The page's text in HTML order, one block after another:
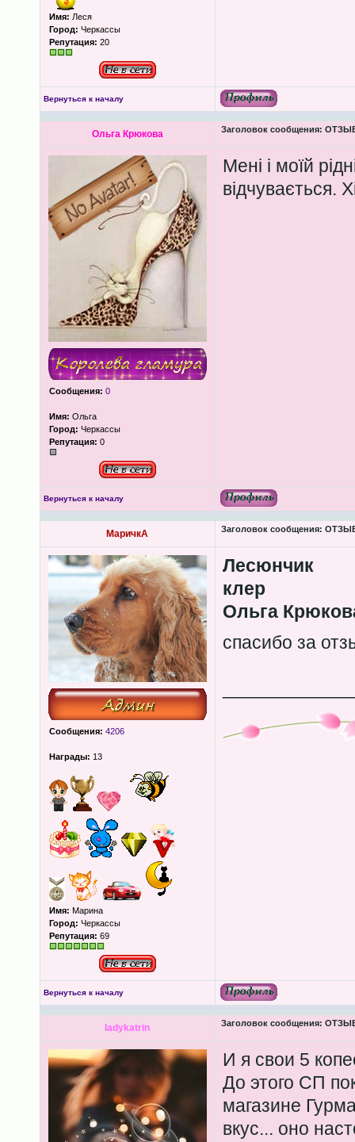
Имя: Леся
Город: Черкассы
Репутация: 20
Вернуться к началу
Ольга Крюкова Заголовок сообщения:
Сообщения: 0
Имя: Ольга
Город: Черкассы
Репутация: 0
Мені і моїй
відчувається.
Вернуться к началу
МаричкА Заголовок сообщения:
Сообщения: 4206
Награды: 13
Имя: Марина
Город: Черкассы
Репутация: 69
Лесюнчик
клер
Ольга
спасибо за
Вернуться к началу
ladykatrin Заголовок сообщения:
И я свои 5
До этого СП
магазине
вкус... оно